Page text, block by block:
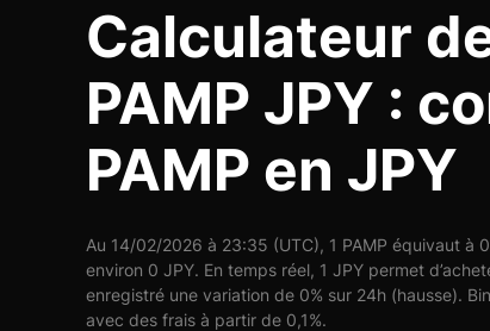
Calculateur
PAMP JPY :
PAMP en JPY
Au 14/02/2026 à 23:35 (UTC), 1 PAMP équivaut à
environ 0 JPY. En temps réel, 1 JPY permet
enregistré une variation de 0% sur 24h (hausse).
avec des frais à partir de 0,1%.